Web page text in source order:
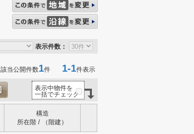
表示件数：
該当公開件数1件 1-1件表示
表示中物件を
一括でチェック
構造
所在階 / （階建）